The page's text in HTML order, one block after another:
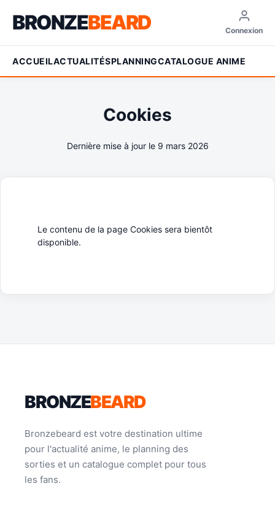
BRONZEBEARD Connexion
ACCUEILACTUALITÉSPLANNINGCATALOGUE ANIME
Cookies
Dernière mise à jour le 9 mars 2026
Le contenu de la page Cookies sera bientôt
disponible.
BRONZEBEARD
Bronzebeard est votre destination ultime
pour l'actualité anime, le planning des
sorties et un catalogue complet pour tous
les fans.